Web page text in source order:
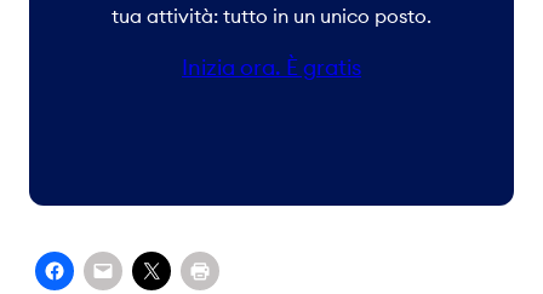
tua attività: tutto in un unico posto.
Inizia ora. È gratis